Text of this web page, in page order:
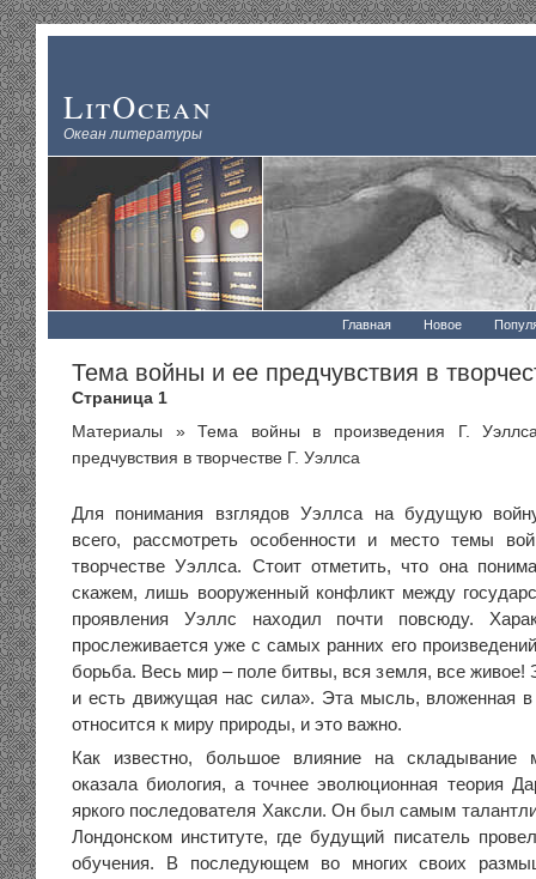
LitOcean
Океан литературы
Главная Новое
Тема войны и ее предчувствия в
Страница 1
Материалы »Тема войны в произведения Г.
предчувствия в творчестве Г. Уэллса
Для понимания взглядов Уэллса на будущую
всего, рассмотреть особенности и место темы
творчестве Уэллса. Стоит отметить, что она
скажем, лишь вооруженный конфликт между
проявления Уэллс находил почти повсюду.
прослеживается уже с самых ранних его
борьба. Весь мир – поле битвы, вся земля, все живое!
и есть движущая нас сила». Эта мысль, вложенная в
относится к миру природы, и это важно.
Как известно, большое влияние на складывание
оказала биология, а точнее эволюционная теория
яркого последователя Хаксли. Он был самым
Лондонском институте, где будущий писатель
обучения. В последующем во многих своих